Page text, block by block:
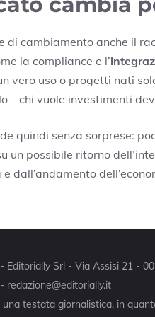
di cambiamento anche il
la compliance e l’
vero uso o progetti nati
– chi vuole investimenti
quindi senza sorprese:
un possibile ritorno
dall’andamento
Editorially Srl - Via Assisi 21 -
redazione@editorially.it
testata giornalistica, in